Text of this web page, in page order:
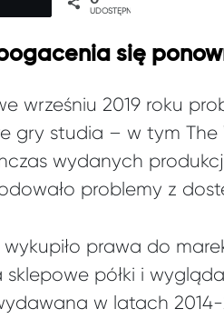
UDOSTĘPNIEŃ
się
wrześniu 2019 roku
gry studia – w tym
wydanych
problemy z
prawa do
półki i
w latach